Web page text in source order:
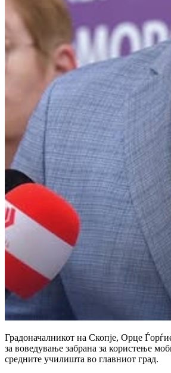
Градоначалникот на Скопје, Орце
за воведување забрана за користење
средните училишта во главниот град.